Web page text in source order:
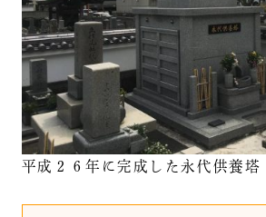
平成２６年に完成した永代供養塔